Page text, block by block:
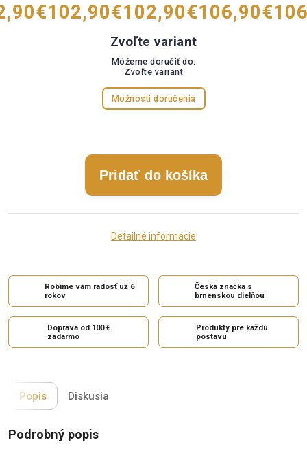
€102,90€102,90€106,90
Zvoľte variant
Môžeme doručiť do:
Zvoľte variant
Možnosti doručenia
Pridať do košíka
Detailné informácie
Robíme vám radosť už 6
rokov
Česká značka s
brnenskou dielňou
Doprava od 100 €
zadarmo
Produkty pre každú
postavu
Popis Diskusia
Podrobný popis